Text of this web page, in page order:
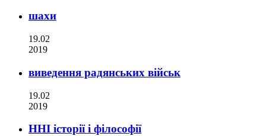
шахи
19.02
2019
виведення радянських військ
19.02
2019
ННІ історії і філософії